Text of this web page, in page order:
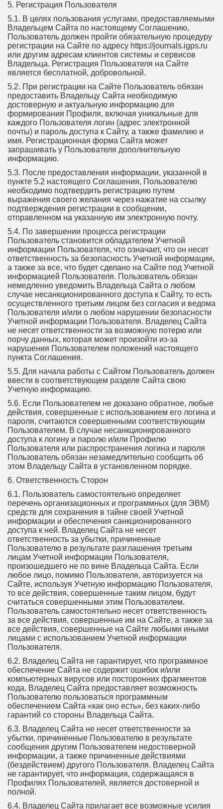
5. Регистрация Пользователя
5.1. В целях пользования услугами, предоставляемыми
Владельцем Сайта по настоящему Соглашению,
Пользователь должен пройти обязательную процедуру
регистрации на Сайте по адресу https://journals.igps.ru
или другим адресам клиентов системы и сервисов
Владельца. Регистрация Пользователя на Сайте
является бесплатной, добровольной.
5.2. При регистрации на Сайте Пользователь обязан
предоставить Владельцу Сайта необходимую
достоверную и актуальную информацию для
формирования Профиля, включая уникальные для
каждого Пользователя логин (адрес электронной
почты) и пароль доступа к Сайту, а также фамилию и
имя. Регистрационная форма Сайта может
запрашивать у Пользователя дополнительную
информацию.
5.3. После предоставления информации, указанной в
пункте 5.2 настоящего Соглашения, Пользователю
необходимо подтвердить регистрацию путем
выражения своего желания через нажатие на ссылку
подтверждения регистрации в сообщении,
отправленном на указанную им электронную почту.
5.4. По завершении процесса регистрации
Пользователь становится обладателем Учетной
информации Пользователя, что означает, что он несет
ответственность за безопасность Учетной информации,
а также за все, что будет сделано на Сайте под Учетной
информацией Пользователя. Пользователь обязан
немедленно уведомить Владельца Сайта о любом
случае несанкционированного доступа к Сайту, то есть
осуществленного третьим лицом без согласия и ведома
Пользователя и/или о любом нарушении безопасности
Учетной информации Пользователя. Владелец Сайта
не несет ответственности за возможную потерю или
порчу данных, которая может произойти из-за
нарушения Пользователем положений настоящего
пункта Соглашения.
5.5. Для начала работы с Сайтом Пользователь должен
ввести в соответствующем разделе Сайта свою
Учетную информацию.
5.6. Если Пользователем не доказано обратное, любые
действия, совершенные с использованием его логина и
пароля, считаются совершенными соответствующим
Пользователем. В случае несанкционированного
доступа к логину и паролю и/или Профилю
Пользователя или распространения логина и пароля
Пользователь обязан незамедлительно сообщить об
этом Владельцу Сайта в установленном порядке.
6. Ответственность Сторон
6.1. Пользователь самостоятельно определяет
перечень организационных и программных (для ЭВМ)
средств для сохранения в тайне своей Учетной
информации и обеспечения санкционированного
доступа к ней. Владелец Сайта не несет
ответственность за убытки, причиненные
Пользователю в результате разглашения третьим
лицам Учетной информации Пользователя,
произошедшего не по вине Владельца Сайта. Если
любое лицо, помимо Пользователя, авторизуется на
Сайте, используя Учетную информацию Пользователя,
то все действия, совершенные таким лицом, будут
считаться совершенными этим Пользователем.
Пользователь самостоятельно несет ответственность
за все действия, совершенные им на Сайте, а также за
все действия, совершенные на Сайте любыми иными
лицами с использованием Учетной информации
Пользователя.
6.2. Владелец Сайта не гарантирует, что программное
обеспечение Сайта не содержит ошибок и/или
компьютерных вирусов или посторонних фрагментов
кода. Владелец Сайта предоставляет возможность
Пользователю пользоваться программным
обеспечением Сайта «как оно есть», без каких-либо
гарантий со стороны Владельца Сайта.
6.3. Владелец Сайта не несет ответственности за
убытки, причиненные Пользователю в результате
сообщения другим Пользователем недостоверной
информации, а также причиненные действиями
(бездействием) другого Пользователя. Владелец Сайта
не гарантирует, что информация, содержащаяся в
Профилях Пользователей, является достоверной и
полной.
6.4. Владелец Сайта прилагает все возможные усилия